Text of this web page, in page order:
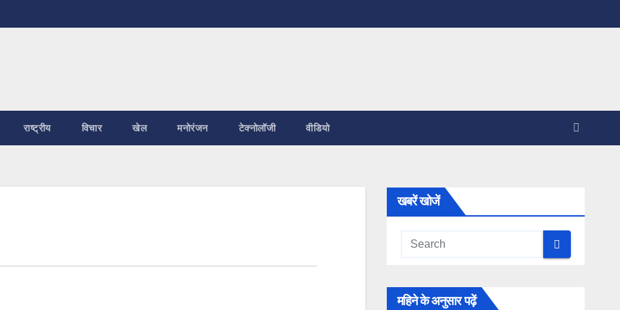
राष्ट्रीय विचार खेल मनोरंजन टेक्नोलॉजी वीडियो
खबरें खोजें
महिने के अनुसार पढ़ें